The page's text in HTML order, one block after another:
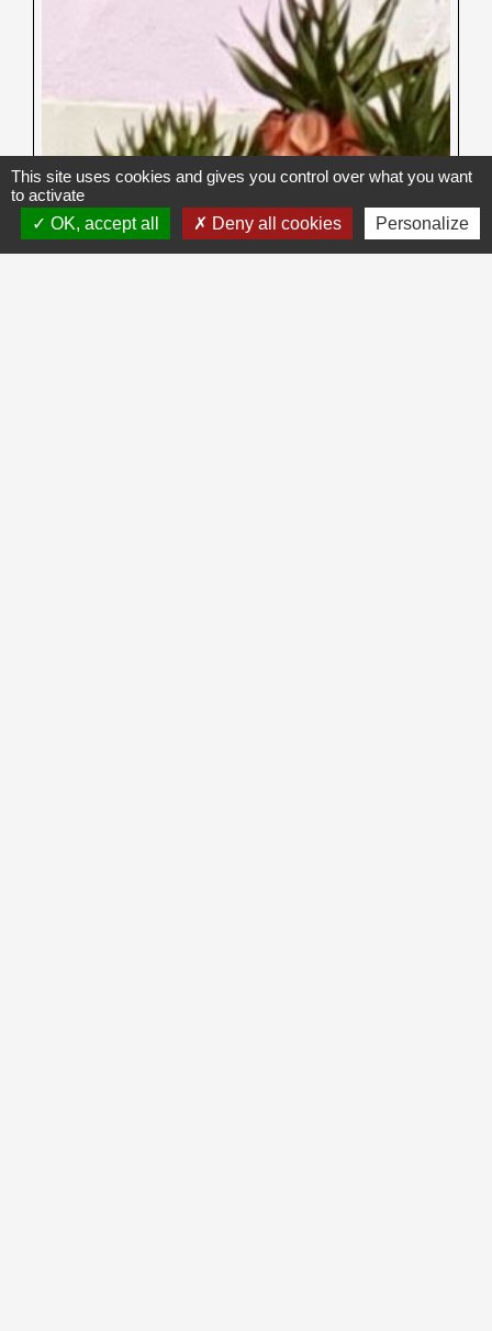
This site uses cookies and gives you control over what you want
to activate
OK, accept all
Deny all cookies Personalize